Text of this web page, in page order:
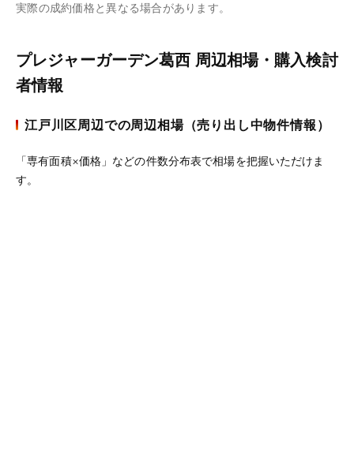
実際の成約価格と異なる場合があります。
プレジャーガーデン葛西 周辺相場・購入検討
者情報
江戸川区周辺での周辺相場（売り出し中物件情報）
「専有面積×価格」などの件数分布表で相場を把握いただけま
す。